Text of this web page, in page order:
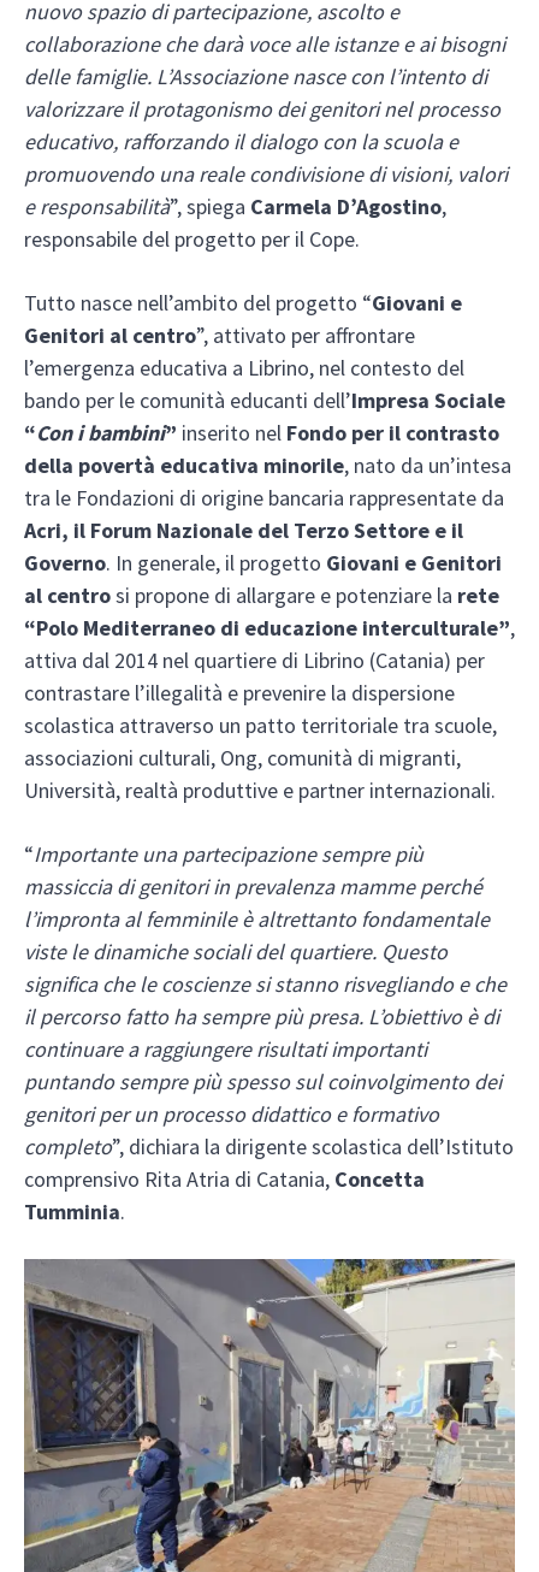
nuovo spazio di partecipazione, ascolto e
collaborazione che darà voce alle istanze e ai bisogni
delle famiglie. L’Associazione nasce con l’intento di
valorizzare il protagonismo dei genitori nel processo
educativo, rafforzando il dialogo con la scuola e
promuovendo una reale condivisione di visioni, valori
e responsabilità”, spiega Carmela D’Agostino,
responsabile del progetto per il Cope.
Tutto nasce nell’ambito del progetto “Giovani e
Genitori al centro”, attivato per affrontare
l’emergenza educativa a Librino, nel contesto del
bando per le comunità educanti dell’Impresa Sociale
“Con i bambini” inserito nel Fondo per il contrasto
della povertà educativa minorile, nato da un’intesa
tra le Fondazioni di origine bancaria rappresentate da
Acri, il Forum Nazionale del Terzo Settore e il
Governo. In generale, il progetto Giovani e Genitori
al centrosi propone di allargare e potenziare la rete
“Polo Mediterraneo di educazione interculturale”,
attiva dal 2014 nel quartiere di Librino (Catania) per
contrastare l’illegalità e prevenire la dispersione
scolastica attraverso un patto territoriale tra scuole,
associazioni culturali, Ong, comunità di migranti,
Università, realtà produttive e partner internazionali.
“Importante una partecipazione sempre più
massiccia di genitori in prevalenza mamme perché
l’impronta al femminile è altrettanto fondamentale
viste le dinamiche sociali del quartiere. Questo
significa che le coscienze si stanno risvegliando e che
il percorso fatto ha sempre più presa. L’obiettivo è di
continuare a raggiungere risultati importanti
puntando sempre più spesso sul coinvolgimento dei
genitori per un processo didattico e formativo
completo”, dichiara la dirigente scolastica dell’Istituto
comprensivo Rita Atria di Catania, Concetta
Tumminia.